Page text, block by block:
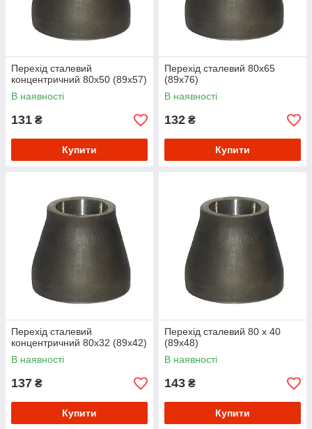
Перехід сталевий
концентричний 80х50 (89х57)
В наявності
131 ₴
Купити
Перехід сталевий 80х65
(89х76)
В наявності
132 ₴
Купити
Перехід сталевий
концентричний 80х32 (89х42)
В наявності
137 ₴
Купити
Перехід сталевий 80 х 40
(89х48)
В наявності
143 ₴
Купити